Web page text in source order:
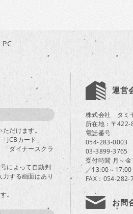
PC
だけます。
JCBカード」
「ダイナースクラ
によって自動判
する画面はあり
。
運営
株式会社 タミ
所在地：〒
電話番号
054-283-0003
03-3899-3765
受付時間 月～
／13:00～17:00
FAX：054-282-
お問